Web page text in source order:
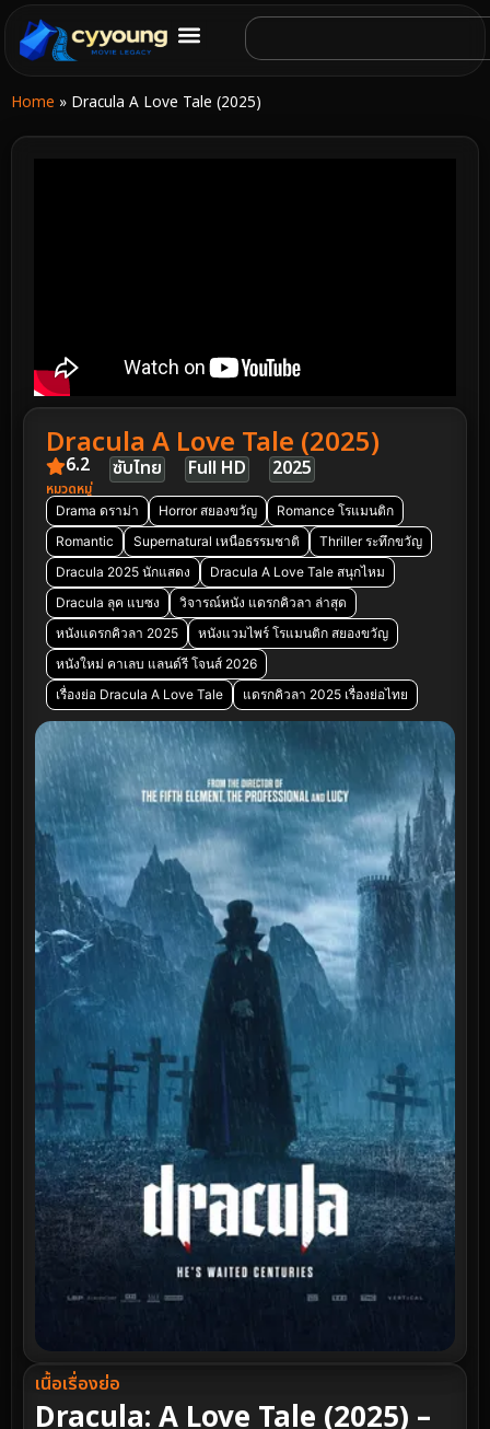
Home » Dracula A Love Tale (2025)
Dracula A Love Tale (2025)
6.2 ซับไทย Full HD 2025
หมวดหมู่
Drama ดราม่า Horror สยองขวัญ
Romance โรแมนติก
Romantic
Supernatural เหนือธรรมชาติ
Thriller ระทึกขวัญ
Dracula 2025 นักแสดง
Dracula A Love Tale สนุกไหม
Dracula ลุค แบซง
วิจารณ์หนัง แดรกคิวลา ล่าสุด
หนังแดรกคิวลา 2025
หนังแวมไพร์ โรแมนติก สยองขวัญ
หนังใหม่ คาเลบ แลนด์รี โจนส์ 2026
เรื่องย่อ Dracula A Love Tale
แดรกคิวลา 2025 เรื่องย่อไทย
เนื้อเรื่องย่อ
Dracula: A Love Tale (2025) –